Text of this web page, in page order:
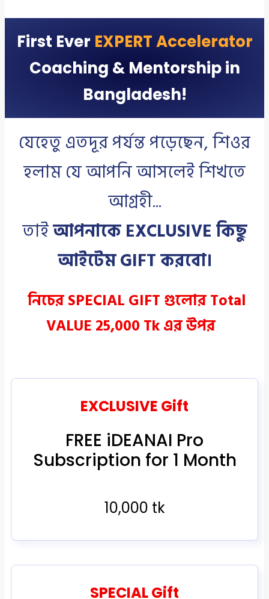
First Ever EXPERT Accelerator
Coaching & Mentorship in
Bangladesh!
যেহেতু এতদূর পর্যন্ত পড়েছেন, শিওর
হলাম যে আপনি আসলেই শিখতে
আগ্রহী...
তাইআপনাকে EXCLUSIVE কিছু
আইটেম GIFT করবো।
নিচের SPECIAL GIFT গুলোর Total
VALUE 25,000 Tk এর উপর
EXCLUSIVE Gift
FREE iDEANAI Pro
Subscription for 1 Month
10,000 tk
SPECIAL Gift